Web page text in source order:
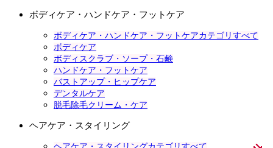
ボディケア・ハンドケア・フットケア
ボディケア・ハンドケア・フットケアカテゴリすべて
ボディケア
ボディスクラブ・ソープ・石鹸
ハンドケア・フットケア
バストアップ・ヒップケア
デンタルケア
脱毛除毛クリーム・ケア
ヘアケア・スタイリング